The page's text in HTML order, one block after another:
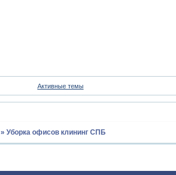
Активные темы
»Уборка офисов клининг СПБ